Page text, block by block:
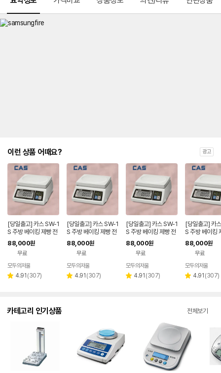
이런 상품 어때요? 광고
[당일출고] 카스 SW-1
S 주방 베이킹 제빵 전
자저울 5kg
88,000원
무료
모두의저울
별 4.91 리
(307)
[당일출고] 카스 SW-1
S 주방 베이킹 제빵 전
자저울 10kg
88,000원
무료
모두의저울
별 4.91 리
(307)
[당일출고] 카스 SW-1
S 주방 베이킹 제빵 전
자저울 2kg
88,000원
무료
모두의저울
별 4.91 리
(307)
[당일출고] 카
S 주방 베이킹
자저울 30kg
88,000원
무료
모두의저울
별 4.91 리
(307)
카테고리 인기상품 전체보기